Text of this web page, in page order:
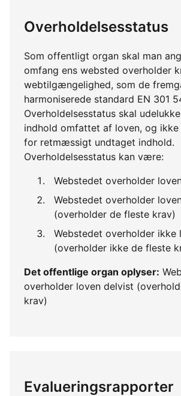
Overholdelsesstatus
Som offentligt organ skal man
omfang ens websted overholder
webtilgængelighed, som de
harmoniserede standard EN 301
Overholdelsesstatus skal
indhold omfattet af loven, og
for retmæssigt undtaget indhold.
Overholdelsesstatus kan være:
Webstedet overholder
Webstedet overholder
(overholder de fleste krav)
Webstedet overholder ikke
(overholder ikke de fleste
Det offentlige organ oplyser:
overholder loven delvist
krav)
Evalueringsrapporter